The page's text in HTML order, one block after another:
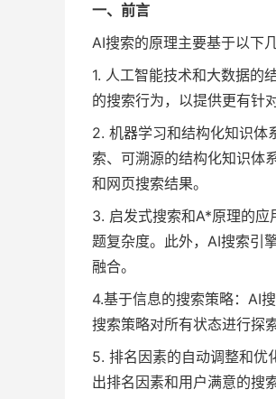
一、前言
AI搜索的原理主要基于以下几
1. 人工智能技术和大数据的
的搜索行为，以提供更有针
2. 机器学习和结构化知识体
索、可溯源的结构化知识体
和网页搜索结果。
3. 启发式搜索和A*原理的应
题复杂度。此外，AI搜索引
融合。
4.基于信息的搜索策略：AI
搜索策略对所有状态进行探
5. 排名因素的自动调整和优
出排名因素和用户满意的搜